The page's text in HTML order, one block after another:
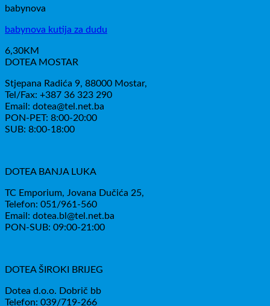
babynova
babynova kutija za dudu
6,30KM
DOTEA MOSTAR
Stjepana Radića 9, 88000 Mostar,
Tel/Fax: +387 36 323 290
Email: dotea@tel.net.ba
PON-PET: 8:00-20:00
SUB: 8:00-18:00
DOTEA BANJA LUKA
TC Emporium, Jovana Dučića 25,
Telefon: 051/961-560
Email: dotea.bl@tel.net.ba
PON-SUB: 09:00-21:00
DOTEA ŠIROKI BRIJEG
Dotea d.o.o. Dobrič bb
Telefon: 039/719-266